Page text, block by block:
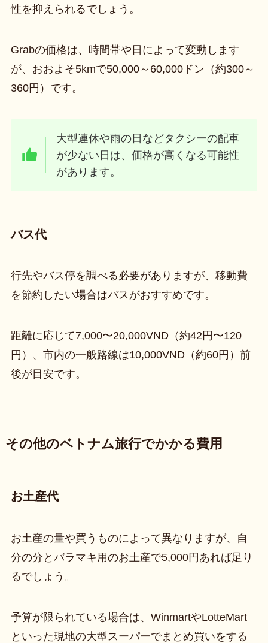
性を抑えられるでしょう。
Grabの価格は、時間帯や日によって変動します
が、おおよそ5kmで50,000～60,000ドン（約300～
360円）です。
大型連休や雨の日などタクシーの配車
が少ない日は、価格が高くなる可能性
があります。
バス代
行先やバス停を調べる必要がありますが、移動費
を節約したい場合はバスがおすすめです。
距離に応じて7,000〜20,000VND（約42円〜120
円）、市内の一般路線は10,000VND（約60円）前
後が目安です。
その他のベトナム旅行でかかる費用
お土産代
お土産の量や買うものによって異なりますが、自
分の分とバラマキ用のお土産で5,000円あれば足り
るでしょう。
予算が限られている場合は、WinmartやLotteMart
といった現地の大型スーパーでまとめ買いをする